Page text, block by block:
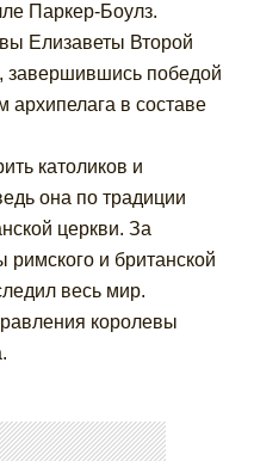
Паркер-Боулз.
Елизаветы Второй
завершившись победой
архипелага в составе
католиков и
она по традиции
церкви. За
римского и британской
весь мир.
королевы